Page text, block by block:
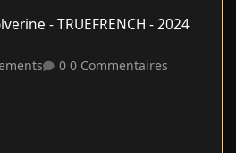
- TRUEFRENCH - 2024
0 Commentaires